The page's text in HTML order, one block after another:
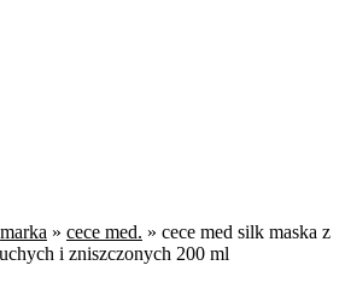
marka » cece med. » cece med silk maska z
i zniszczonych 200 ml